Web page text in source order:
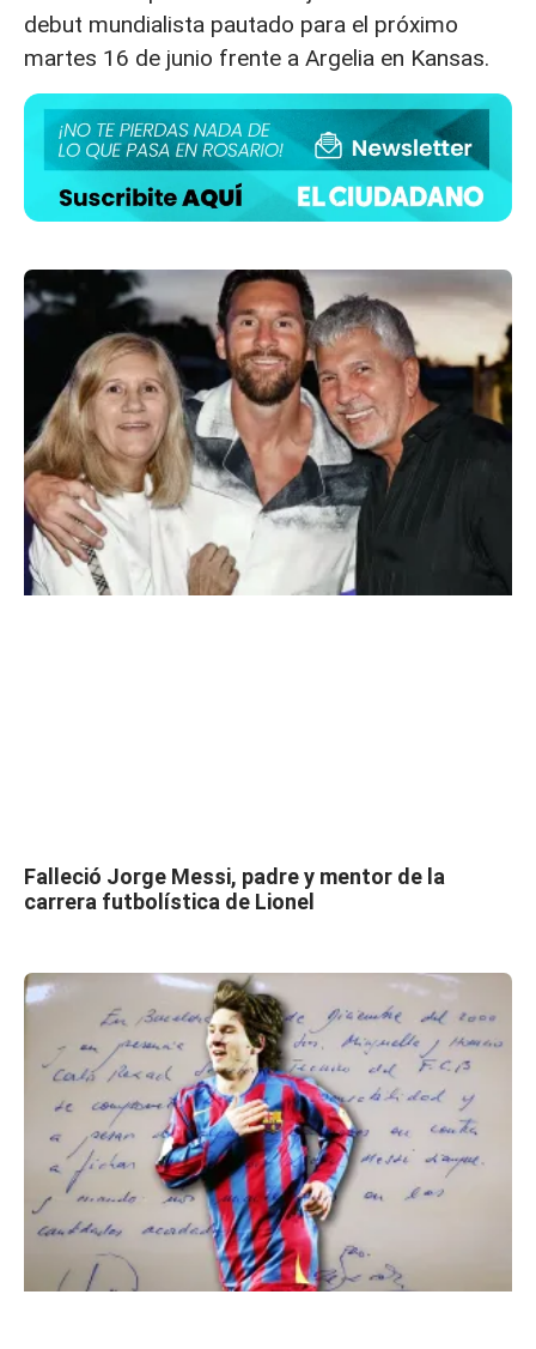
debut mundialista pautado para el próximo
martes 16 de junio frente a Argelia en Kansas.
Falleció Jorge Messi, padre y mentor de la
carrera futbolística de Lionel